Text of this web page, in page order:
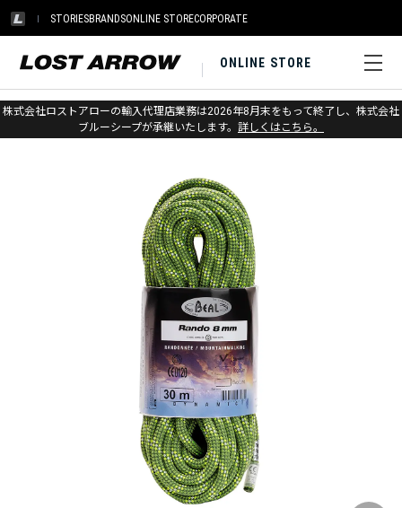
STORIESBRANDSONLINE STORECORPORATE
ONLINE STORE
株式会社ロストアローの輸入代理店業務は2026年8月末をもって終了し、株式会社
ブルーシープが承継いたします。 詳しくはこちら。
ホーム > ベアール > ロープ